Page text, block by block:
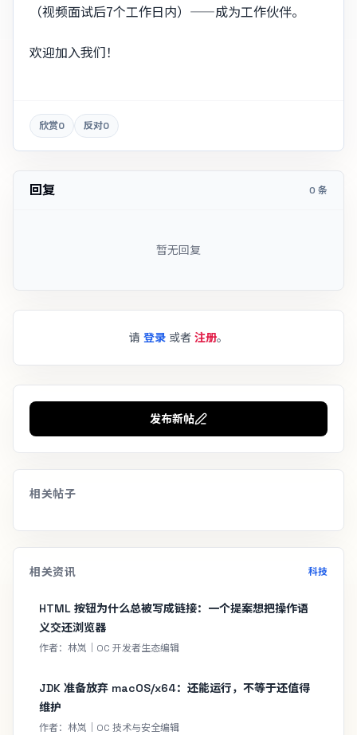
（视频面试后7个工作日内）——成为工作伙伴。
欢迎加入我们！
欣赏0 反对0
回复 0 条
暂无回复
请 登录 或者 注册。
发布新帖
相关帖子
相关资讯 科技
HTML 按钮为什么总被写成链接：一个提案想把操作语
义交还浏览器
作者：林岚｜OC 开发者生态编辑
JDK 准备放弃 macOS/x64：还能运行，不等于还值得
维护
作者：林岚｜OC 技术与安全编辑